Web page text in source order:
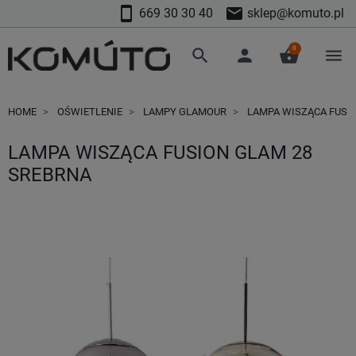
smartphone 669 30 30 40 mail sklep@komuto.pl
search person shopping_basket
0 menu
HOME OŚWIETLENIE LAMPY GLAMOUR LAMPA WISZĄCA
LAMPA WISZĄCA FUSION GLAM 28
SREBRNA